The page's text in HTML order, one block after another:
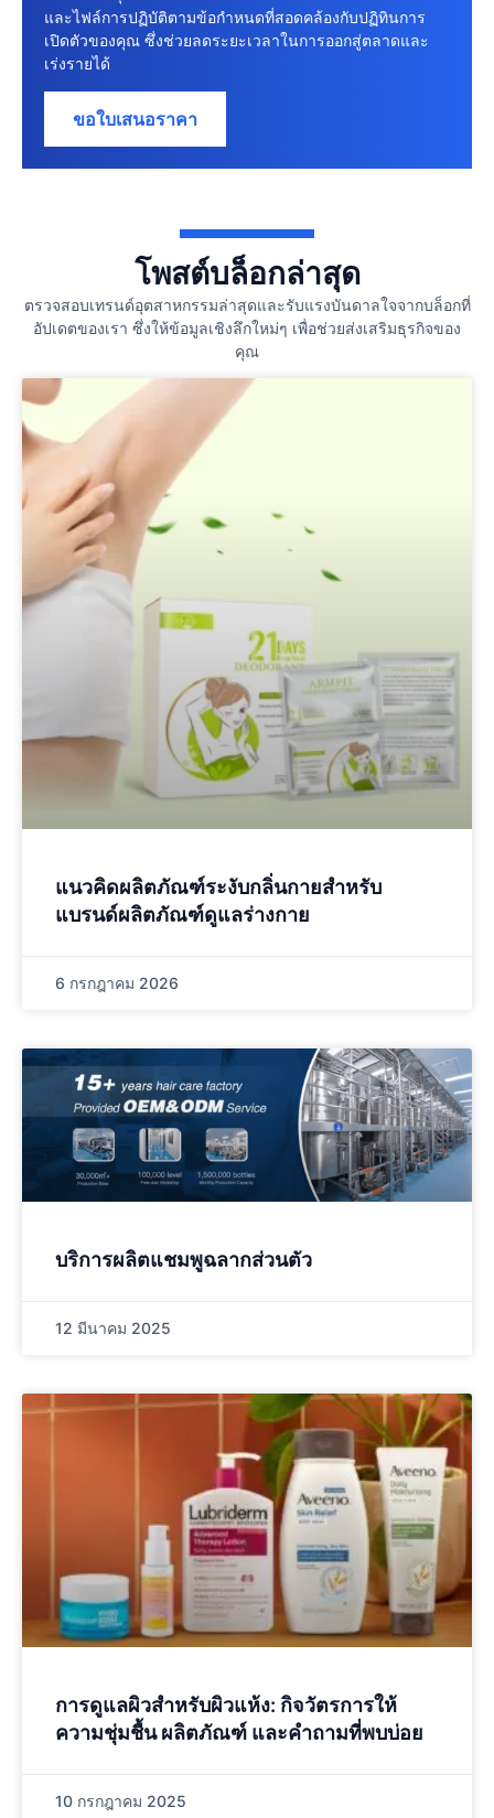
และไฟล์การปฏิบัติตามข้อกําหนดที่สอดคล้องกับปฏิทินการ
เปิดตัวของคุณ ซึ่งช่วยลดระยะเวลาในการออกสู่ตลาดและ
เร่งรายได้
ขอใบเสนอราคา
โพสต์บล็อกล่าสุด
ตรวจสอบเทรนด์อุตสาหกรรมล่าสุดและรับแรงบันดาลใจจากบล็อกที่
อัปเดตของเรา ซึ่งให้ข้อมูลเชิงลึกใหม่ๆ เพื่อช่วยส่งเสริมธุรกิจของ
คุณ
แนวคิดผลิตภัณฑ์ระงับกลิ่นกายสําหรับ
แบรนด์ผลิตภัณฑ์ดูแลร่างกาย
6 กรกฎาคม 2026
บริการผลิตแชมพูฉลากส่วนตัว
12 มีนาคม 2025
การดูแลผิวสำหรับผิวแห้ง: กิจวัตรการให้
ความชุ่มชื้น ผลิตภัณฑ์ และคำถามที่พบบ่อย
10 กรกฎาคม 2025